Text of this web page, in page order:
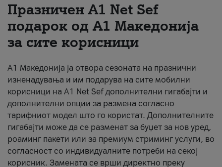
За нас
#ПодобарОнлајн
Празничен A1 Net Sеf
подарок од А1 Македонија
за сите корисници
А1 Македонија ја отвора сезоната на празнични
изненадувања и им подарува на сите мобилни
корисници на A1 Net Sef дополнителни гигабајти и
дополнителни опции за размена согласно
тарифниот модел што го користат. Дополнителните
гигабајти може да се разменат за буџет за нов уред,
роаминг пакети или за премиум стриминг услуги, во
согласност со индивидуалните потреби на секој
корисник. Замената се врши директно преку